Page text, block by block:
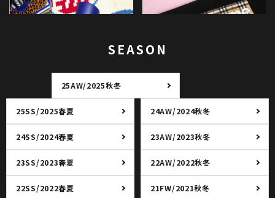
SEASON
25AW/2025秋冬
25SS/2025春夏 24AW/2024秋冬
24SS/2024春夏 23AW/2023秋冬
23SS/2023春夏 22AW/2022秋冬
22SS/2022春夏 21FW/2021秋冬